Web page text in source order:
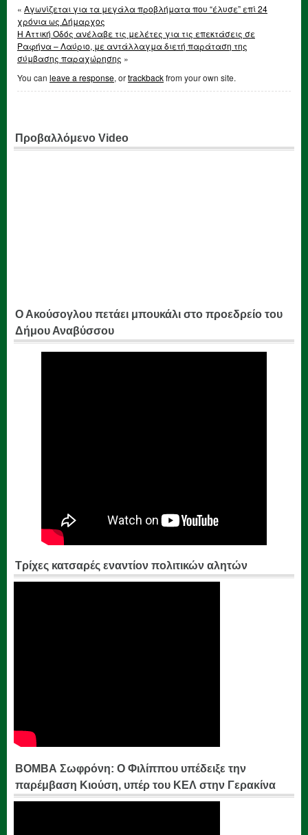
« Αγωνίζεται για τα μεγάλα προβλήματα που “έλυσε” επί 24
χρόνια ως Δήμαρχος
Η Αττική Οδός ανέλαβε τις μελέτες για τις επεκτάσεις σε
Ραφήνα – Λαύριο, με αντάλλαγμα διετή παράταση της
σύμβασης παραχώρησης »
You can leave a response, ortrackbackfrom your own site.
Προβαλλόμενο Video
Ο Ακούσογλου πετάει μπουκάλι στο προεδρείο του
Δήμου Αναβύσσου
Τρίχες κατσαρές εναντίον πολιτικών αλητών
ΒΟΜΒΑ Σωφρόνη: Ο Φιλίππου υπέδειξε την
παρέμβαση Κιούση, υπέρ του ΚΕΛ στην Γερακίνα